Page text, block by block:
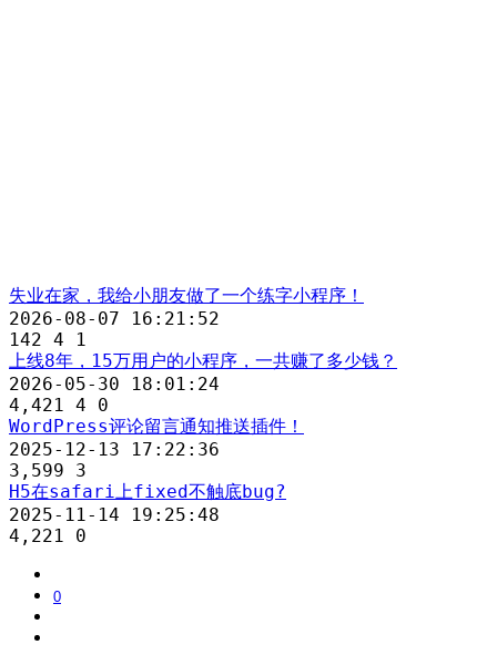
失业在家，我给小朋友做了一个练字小程序！
2026-08-07 16:21:52
142 4
1
上线8年，15万用户的小程序，一共赚了多少钱？
2026-05-30 18:01:24
4,421 4 0
WordPress评论留言通知推送插件！
2025-12-13 17:22:36
3,599 3
H5在safari上fixed不触底bug?
2025-11-14 19:25:48
4,221 0
0